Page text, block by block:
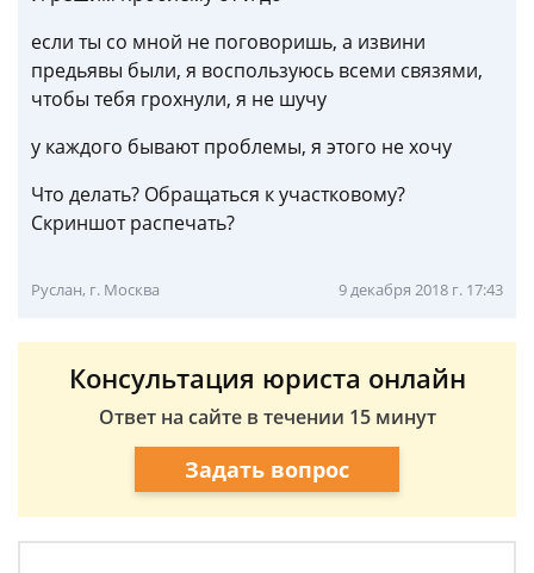
если ты со мной не поговоришь, а извини
предьявы были, я воспользуюсь всеми связями,
чтобы тебя грохнули, я не шучу
у каждого бывают проблемы, я этого не хочу
Что делать? Обращаться к участковому?
Скриншот распечать?
Руслан, г. Москва 9 декабря 2018 г. 17:43
Консультация юриста онлайн
Ответ на сайте в течении 15 минут
Задать вопрос